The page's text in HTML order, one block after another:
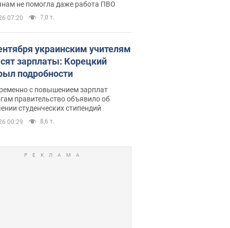
не помогла даже работа ПВО
07:20 7,0 т.
украинским учителям
зарплаты: Корецкий
подробности
с повышением зарплат
правительство объявило об
студенческих стипендий
00:29 8,6 т.